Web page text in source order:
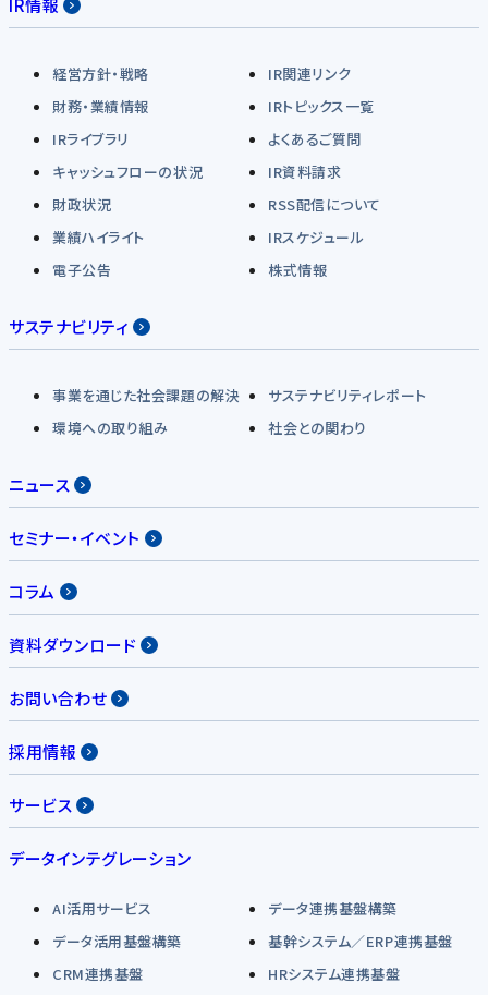
IR情報
経営方針・戦略
IR関連リンク
財務・業績情報
IRトピックス一覧
IRライブラリ
よくあるご質問
キャッシュフローの状況
IR資料請求
財政状況
RSS配信について
業績ハイライト
IRスケジュール
電子公告
株式情報
サステナビリティ
事業を通じた社会課題の解決
サステナビリティレポート
環境への取り組み
社会との関わり
ニュース
セミナー・イベント
コラム
資料ダウンロード
お問い合わせ
採用情報
サービス
データインテグレーション
AI活用サービス
データ連携基盤構築
データ活用基盤構築
基幹システム／ERP連携基盤
CRM連携基盤
HRシステム連携基盤